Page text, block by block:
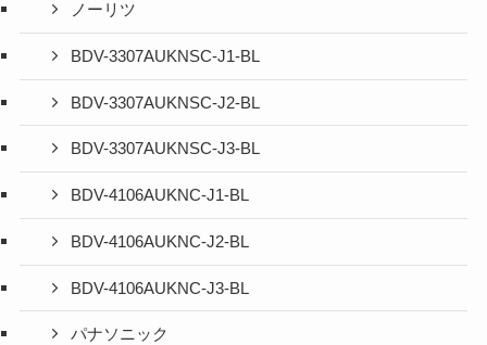
ノーリツ
BDV-3307AUKNSC-J1-BL
BDV-3307AUKNSC-J2-BL
BDV-3307AUKNSC-J3-BL
BDV-4106AUKNC-J1-BL
BDV-4106AUKNC-J2-BL
BDV-4106AUKNC-J3-BL
パナソニック